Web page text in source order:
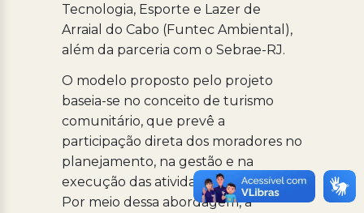
Tecnologia, Esporte e Lazer de
Arraial do Cabo (Funtec Ambiental),
além da parceria com o Sebrae-RJ.
O modelo proposto pelo projeto
baseia-se no conceito de turismo
comunitário, que prevê a
participação direta dos moradores no
planejamento, na gestão e na
execução das atividades turísticas.
Por meio dessa abordagem, a